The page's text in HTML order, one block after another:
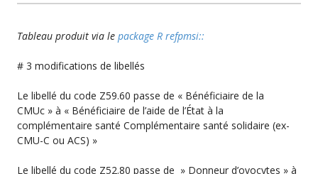
Tableau produit via le package R refpmsi::
# 3 modifications de libellés
Le libellé du code Z59.60 passe de « Bénéficiaire de la
CMUc » à « Bénéficiaire de l’aide de l’État à la
complémentaire santé Complémentaire santé solidaire (ex-
CMU-C ou ACS) »
Le libellé du code Z52.80 passe de » Donneur d’ovocytes » à